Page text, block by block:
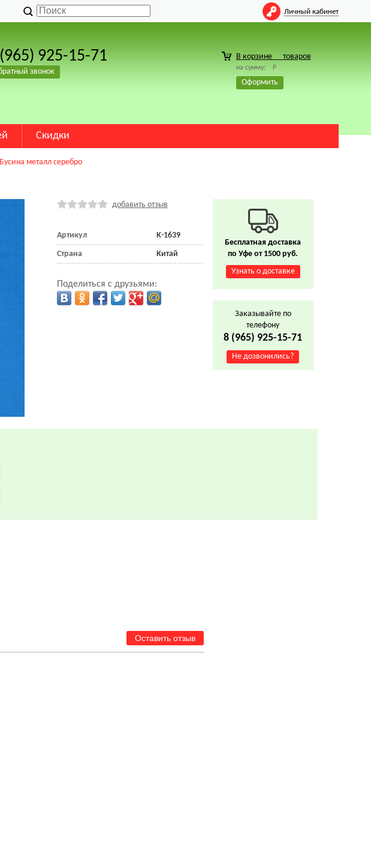
Личный кабинет
925-15-71
звонок
В корзине товаров
на сумму: Р
Оформить
Скидки
Бусина металл серебро
добавить отзыв
Артикул К-1639
Страна Китай
Поделиться с друзьями:
Оставить отзыв
Бесплатная доставка
по Уфе от 1500 руб.
Узнать о доставке
Заказывайте по
телефону
8 (965) 925-15-71
Не дозвонились?